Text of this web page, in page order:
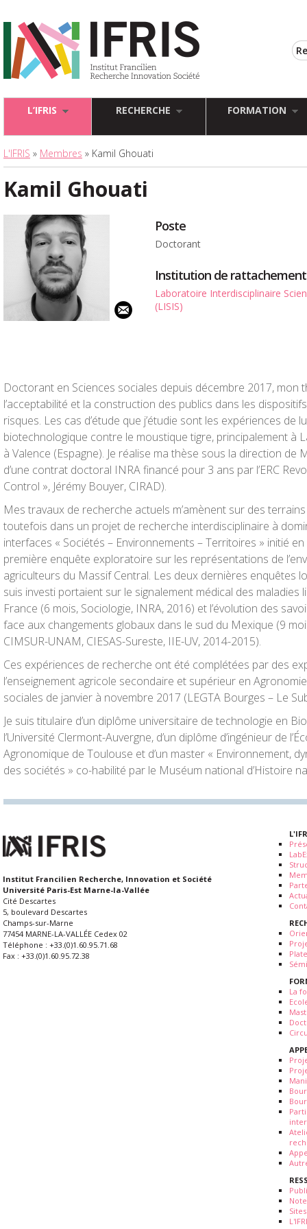
L’IFRIS RECHERCHE FORMATION
L'IFRIS » Membres » Kamil Ghouati
Kamil Ghouati
Poste
Doctorant
Institution de rattachement
Laboratoire Interdisciplinaire
(LISIS)
Doctorant en Sciences sociales depuis décembre 2017, mon
l’acceptabilité et la construction des publics dans les
risques. Les cas d’étude que j’étudie sont les expériences de
biotechnologique contre le moustique tigre, principalement à
à Valence (Espagne). Je réalise ma thèse sous la direction de
d’une contrat doctoral INRA financé pour 3 ans par l’ERC
Control », Jérémy Bouyer, CIRAD).
Mes travaux de recherche actuels m’amènent sur des
toutefois dans un projet de recherche interdisciplinaire à
interfaces « Sociétés – Environnements – Territoires » initié
première enquête exploratoire sur les représentations de
agriculteurs du Massif Central. Les deux dernières enquêtes
suis investi portaient sur le signalement médical des maladies
France (6 mois, Sociologie, INRA, 2016) et l’évolution des
face aux changements globaux dans le sud du Mexique (9
CIMSUR-UNAM, CIESAS-Sureste, IIE-UV, 2014-2015).
Ces expériences de recherche ont été complétées par des
l’enseignement agricole secondaire et supérieur en
sociales de janvier à novembre 2017 (LEGTA Bourges – Le
Je suis titulaire d’un diplôme universitaire de technologie en
l’Université Clermont-Auvergne, d’un diplôme d’ingénieur de
Agronomique de Toulouse et d’un master « Environnement,
des sociétés » co-habilité par le Muséum national d’Histoire
Institut Francilien Recherche, Innovation et Société
Université Paris-Est Marne-la-Vallée
Cité Descartes
5, boulevard Descartes
Champs-sur-Marne
77454 MARNE-LA-VALLÉE Cedex 02
Téléphone : +33.(0)1.60.95.71.68
Fax : +33.(0)1.60.95.72.38
La